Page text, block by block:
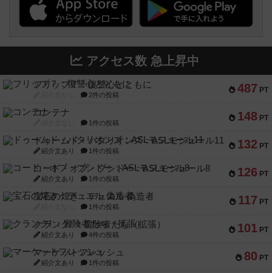
アクセス数 急上昇中
487 PT
フリップ７：復讐心とともに
2件の投稿
148 PT
コンテナ
1件の投稿
132 PT
ドゥームド・バタリオンズ：ASLモジュール11
紹介文あり 1件の投稿
126 PT
コード・オブ・ブシドー：ASLモジュール8
紹介文あり 1件の投稿
117 PT
宝石の煌き：デュエル 偽造者
1件の投稿
101 PT
クランク! ：冒険者たち（拡張）
紹介文あり 4件の投稿
80 PT
マーケットフレッシュ
紹介文あり 1件の投稿